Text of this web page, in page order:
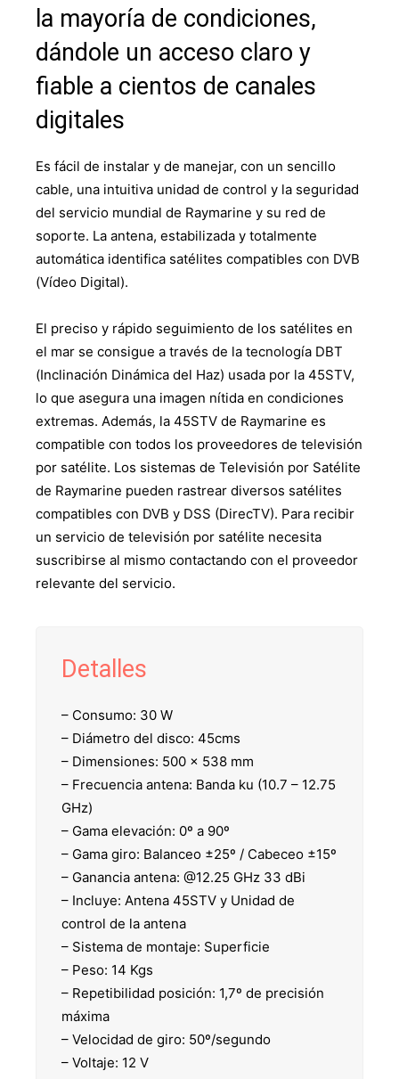
la mayoría de condiciones,
dándole un acceso claro y
fiable a cientos de canales
digitales
Es fácil de instalar y de manejar, con un sencillo
cable, una intuitiva unidad de control y la seguridad
del servicio mundial de Raymarine y su red de
soporte. La antena, estabilizada y totalmente
automática identifica satélites compatibles con DVB
(Vídeo Digital).
El preciso y rápido seguimiento de los satélites en
el mar se consigue a través de la tecnología DBT
(Inclinación Dinámica del Haz) usada por la 45STV,
lo que asegura una imagen nítida en condiciones
extremas. Además, la 45STV de Raymarine es
compatible con todos los proveedores de televisión
por satélite. Los sistemas de Televisión por Satélite
de Raymarine pueden rastrear diversos satélites
compatibles con DVB y DSS (DirecTV). Para recibir
un servicio de televisión por satélite necesita
suscribirse al mismo contactando con el proveedor
relevante del servicio.
Detalles
– Consumo: 30 W
– Diámetro del disco: 45cms
– Dimensiones: 500 x 538 mm
– Frecuencia antena: Banda ku (10.7 – 12.75
GHz)
– Gama elevación: 0º a 90º
– Gama giro: Balanceo ±25º / Cabeceo ±15º
– Ganancia antena: @12.25 GHz 33 dBi
– Incluye: Antena 45STV y Unidad de
control de la antena
– Sistema de montaje: Superficie
– Peso: 14 Kgs
– Repetibilidad posición: 1,7º de precisión
máxima
– Velocidad de giro: 50º/segundo
– Voltaje: 12 V